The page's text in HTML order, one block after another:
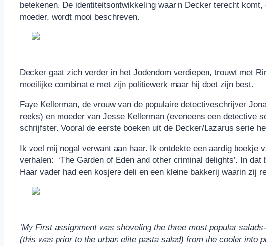
betekenen. De identiteitsontwikkeling waarin Decker terecht
moeder, wordt mooi beschreven.
Decker gaat zich verder in het Jodendom verdiepen, trouwt met
moeilijke combinatie met zijn politiewerk maar hij doet zijn best.
Faye Kellerman, de vrouw van de populaire detectiveschrijver
reeks) en moeder van Jesse Kellerman (eveneens een detective
schrijfster. Vooral de eerste boeken uit de Decker/Lazarus serie
Ik voel mij nogal verwant aan haar. Ik ontdekte een aardig boekje
verhalen: ‘The Garden of Eden and other criminal delights’. In
Haar vader had een kosjere deli en een kleine bakkerij waarin zij
‘My First assignment was shoveling the three most popular
(this was prior to the urban elite pasta salad) from the cooler into